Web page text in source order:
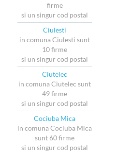
firme
si un singur cod postal
Ciulesti
in comuna Ciulesti sunt
10 firme
si un singur cod postal
Ciutelec
in comuna Ciutelec sunt
49 firme
si un singur cod postal
Cociuba Mica
in comuna Cociuba Mica
sunt 60 firme
si un singur cod postal